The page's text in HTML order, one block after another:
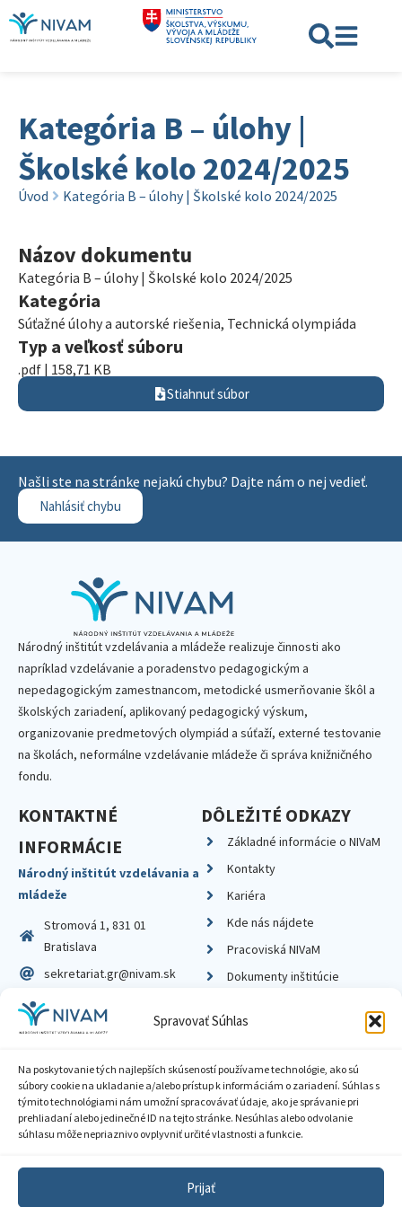
Spravovať Súhlas
Na poskytovanie tých najlepších skúseností používame technológie, ako sú
súbory cookie na ukladanie a/alebo prístup k informáciám o zariadení. Súhlas s
týmito technológiami nám umožní spracovávať údaje, ako je správanie pri
prehliadaní alebo jedinečné ID na tejto stránke. Nesúhlas alebo odvolanie
súhlasu môže nepriaznivo ovplyvniť určité vlastnosti a funkcie.
Prijať
Kategória B – úlohy |
Školské kolo 2024/2025
Úvod Kategória B – úlohy | Školské kolo 2024/2025
Názov dokumentu
Kategória B – úlohy | Školské kolo 2024/2025
Kategória
Súťažné úlohy a autorské riešenia, Technická olympiáda
Typ a veľkosť súboru
.pdf | 158,71 KB
Stiahnuť súbor
Našli ste na stránke nejakú chybu? Dajte nám o nej vedieť.
Nahlásiť chybu
Národný inštitút vzdelávania a mládeže realizuje činnosti ako
napríklad vzdelávanie a poradenstvo pedagogickým a
nepedagogickým zamestnancom, metodické usmerňovanie škôl a
školských zariadení, aplikovaný pedagogický výskum,
organizovanie predmetových olympiád a súťaží, externé testovanie
na školách, neformálne vzdelávanie mládeže či správa knižničného
fondu.
KONTAKTNÉ
INFORMÁCIE
Národný inštitút vzdelávania a
mládeže
Stromová 1, 831 01
Bratislava
sekretariat.gr@nivam.sk
IČO: 00164348
DIČ: 2020798714
DÔLEŽITÉ ODKAZY
Základné informácie o NIVaM
Kontakty
Kariéra
Kde nás nájdete
Pracoviská NIVaM
Dokumenty inštitúcie
Zásady ochrany súkromia
Sprístupnenie informácií